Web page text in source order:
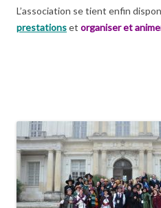
L’association se tient enfin
prestationset organiser et